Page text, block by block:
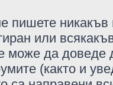
пишете никакъв
или
може да доведе
(както и